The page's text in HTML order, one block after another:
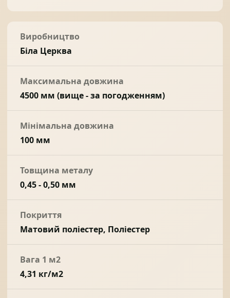
Виробництво
Біла Церква
Максимальна довжина
4500 мм (вище - за погодженням)
Мінімальна довжина
100 мм
Товщина металу
0,45 - 0,50 мм
Покриття
Матовий поліестер, Поліестер
Вага 1 м2
4,31 кг/м2